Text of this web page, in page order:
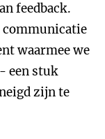
feedback.
communicatie
waarmee we
een stuk
zijn te